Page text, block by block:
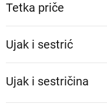
Tetka priče
Ujak i sestrić
Ujak i sestričina